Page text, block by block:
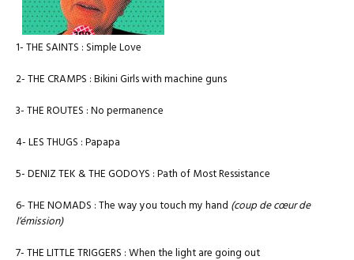
1- THE SAINTS : Simple Love
2- THE CRAMPS : Bikini Girls with machine guns
3- THE ROUTES : No permanence
4- LES THUGS : Papapa
5- DENIZ TEK & THE GODOYS : Path of Most Ressistance
6- THE NOMADS : The way you touch my hand (coup de cœur de
l’émission)
7- THE LITTLE TRIGGERS : When the light are going out